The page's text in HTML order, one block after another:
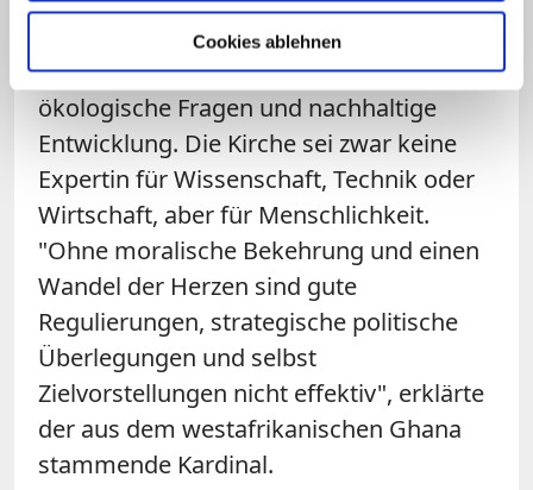
Cookies ablehnen
Darum gehe es dem Papst in seiner in
Kürze erwarteten Enzyklika über
ökologische Fragen und nachhaltige
Entwicklung. Die Kirche sei zwar keine
Expertin für Wissenschaft, Technik oder
Wirtschaft, aber für Menschlichkeit.
"Ohne moralische Bekehrung und einen
Wandel der Herzen sind gute
Regulierungen, strategische politische
Überlegungen und selbst
Zielvorstellungen nicht effektiv", erklärte
der aus dem westafrikanischen Ghana
stammende Kardinal.